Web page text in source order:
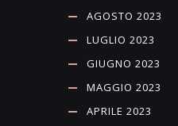
AGOSTO 2023
LUGLIO 2023
GIUGNO 2023
MAGGIO 2023
APRILE 2023